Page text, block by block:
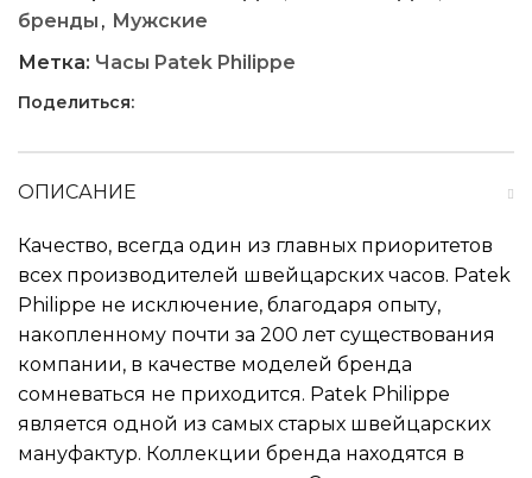
бренды , Мужские
Метка: Часы Patek Philippe
Поделиться:
ОПИСАНИЕ
Качество, всегда один из главных приоритетов
всех производителей швейцарских часов. Patek
Philippe не исключение, благодаря опыту,
накопленному почти за 200 лет существования
компании, в качестве моделей бренда
сомневаться не приходится. Patek Philippe
является одной из самых старых швейцарских
мануфактур. Коллекции бренда находятся в